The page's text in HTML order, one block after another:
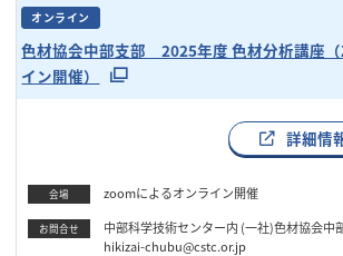
オンライン
色材協会中部支部 2025年度 色材分析講座
イン開催）
詳細情
会場 zoomによるオンライン開催
お問合せ
中部科学技術センター内 (一社)色材協会中
hikizai-chubu@cstc.or.jp